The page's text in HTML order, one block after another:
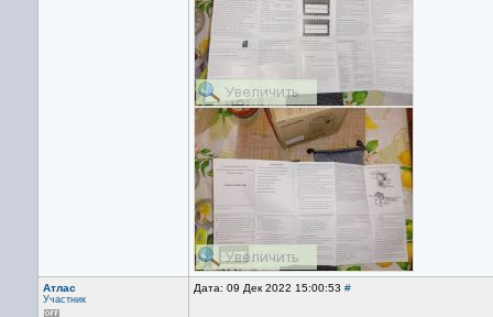
Атлас
Участник
Дата: 09 Дек 2022 15:00:53 #